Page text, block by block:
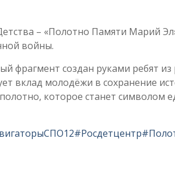
– «Полотно Памяти Марий
войны.
фрагмент создан руками ребят из
вклад молодёжи в сохранение
которое станет символом
#Росдетцентр